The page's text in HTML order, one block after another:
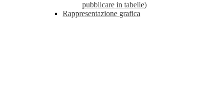
pubblicare in tabelle)
Rappresentazione grafica